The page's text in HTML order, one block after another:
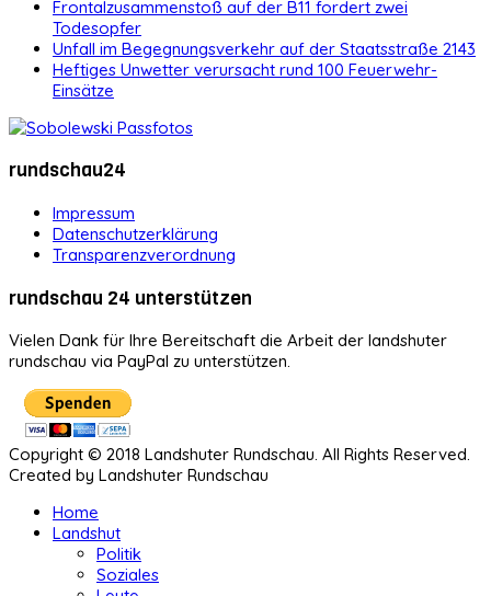
Frontalzusammenstoß auf der B11 fordert zwei
Todesopfer
Unfall im Begegnungsverkehr auf der Staatsstraße 2143
Heftiges Unwetter verursacht rund 100 Feuerwehr-
Einsätze
rundschau24
Impressum
Datenschutzerklärung
Transparenzverordnung
rundschau 24 unterstützen
Vielen Dank für Ihre Bereitschaft die Arbeit der landshuter
rundschau via PayPal zu unterstützen.
Copyright © 2018 Landshuter Rundschau. All Rights Reserved.
Created by Landshuter Rundschau
Home
Landshut
Politik
Soziales